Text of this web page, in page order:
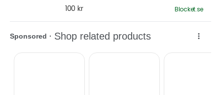
100 kr
Blocket.se